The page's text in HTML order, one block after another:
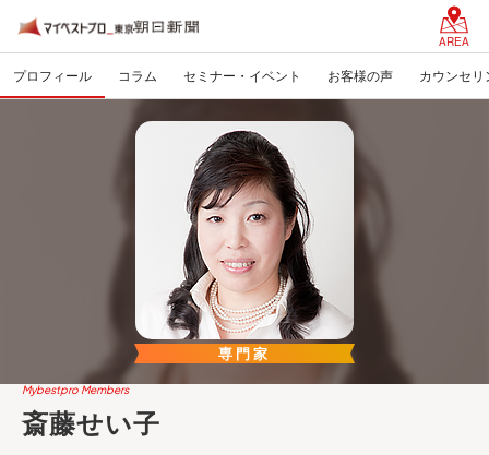
AREA
プロフィール コラム セミナー・イベント お客様の声 カウンセリ
専門家
Mybestpro Members
斎藤せい子